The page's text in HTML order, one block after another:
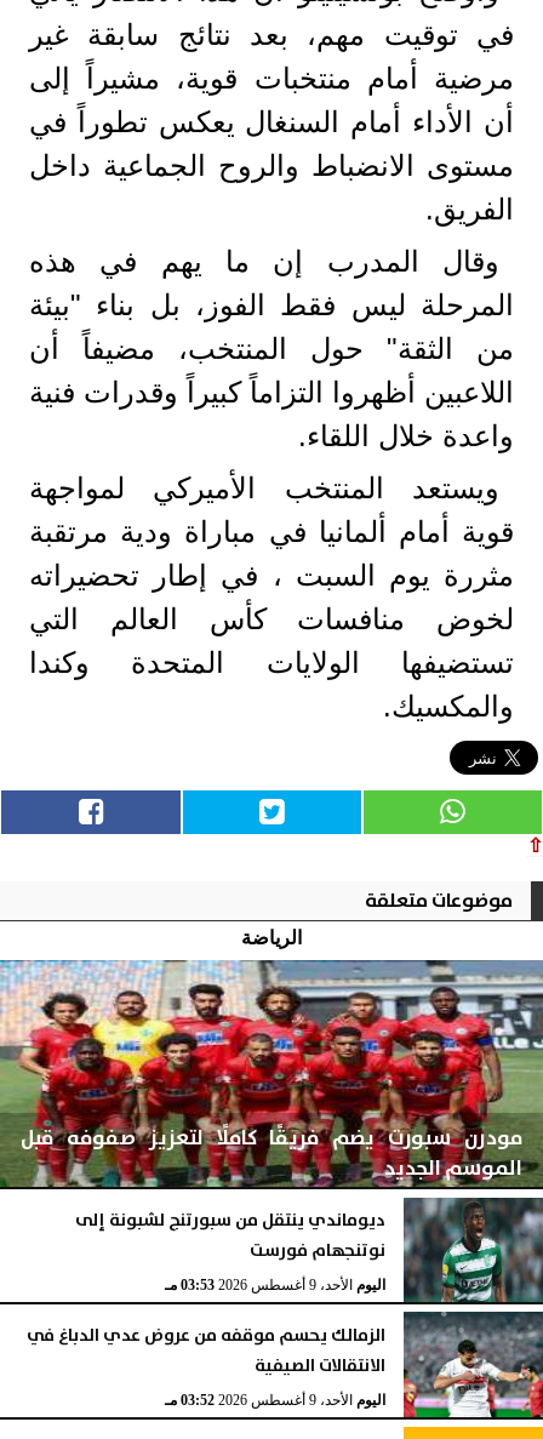
في توقيت مهم، بعد نتائج سابقة غير
مرضية أمام منتخبات قوية، مشيراً إلى
أن الأداء أمام السنغال يعكس تطوراً في
مستوى الانضباط والروح الجماعية داخل
الفريق.
وقال المدرب إن ما يهم في هذه
المرحلة ليس فقط الفوز، بل بناء "بيئة
من الثقة" حول المنتخب، مضيفاً أن
اللاعبين أظهروا التزاماً كبيراً وقدرات فنية
واعدة خلال اللقاء.
ويستعد المنتخب الأميركي لمواجهة
قوية أمام ألمانيا في مباراة ودية مرتقبة
مثررة يوم السبت ، في إطار تحضيراته
لخوض منافسات كأس العالم التي
تستضيفها الولايات المتحدة وكندا
والمكسيك.
⇧
موضوعات متعلقة
الرياضة
مودرن سبورت يضم فريقًا كاملًا لتعزيز صفوفه قبل
الموسم الجديد
اليومالأحد، 9 أغسطس 2026 03:53 مـ
ديوماندي ينتقل من سبورتنج لشبونة إلى
نوتنجهام فورست
اليومالأحد، 9 أغسطس 2026 03:53 مـ
الزمالك يحسم موقفه من عروض عدي الدباغ في
الانتقالات الصيفية
اليوم الأحد، 9 أغسطس 2026 03:52 مـ